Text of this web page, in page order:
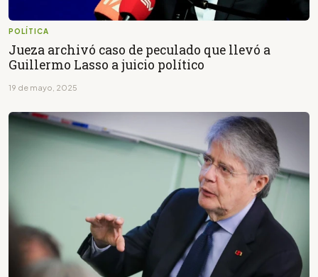
POLÍTICA
Jueza archivó caso de peculado que llevó a
Guillermo Lasso a juicio político
19 de mayo, 2025